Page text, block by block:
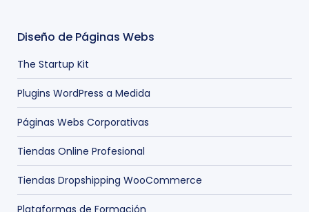
Diseño de Páginas Webs
The Startup Kit
Plugins WordPress a Medida
Páginas Webs Corporativas
Tiendas Online Profesional
Tiendas Dropshipping WooCommerce
Plataformas de Formación